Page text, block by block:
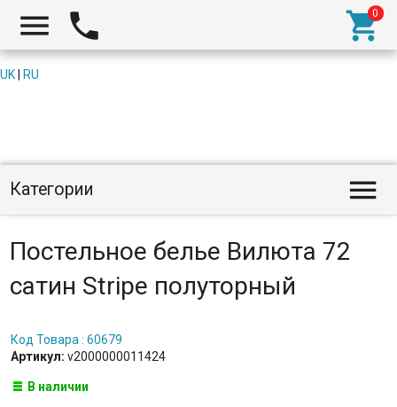
  
UK RU
Категории 
Постельное белье Вилюта 72
сатин Stripe полуторный
Код Товара : 60679
Артикул: v2000000011424
В наличии